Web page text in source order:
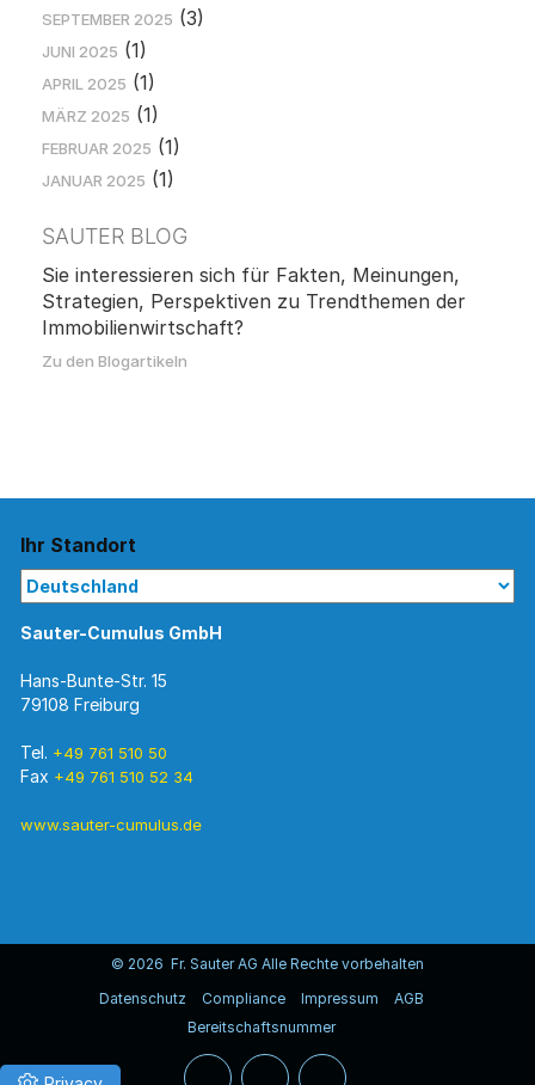
SEPTEMBER 2025 (3)
JUNI 2025 (1)
APRIL 2025 (1)
MÄRZ 2025 (1)
FEBRUAR 2025 (1)
JANUAR 2025 (1)
SAUTER BLOG
Sie interessieren sich für Fakten, Meinungen,
Strategien, Perspektiven zu Trendthemen der
Immobilienwirtschaft?
Zu den Blogartikeln
Ihr Standort
Sauter-Cumulus GmbH
Hans-Bunte-Str. 15
79108 Freiburg
Tel. +49 761 510 50
Fax +49 761 510 52 34
www.sauter-cumulus.de
© 2026 Fr. Sauter AG Alle Rechte vorbehalten
Datenschutz
Compliance Impressum
AGB
Bereitschaftsnummer